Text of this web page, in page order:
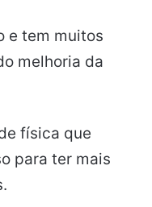
e tem muitos
melhoria da
física que
para ter mais